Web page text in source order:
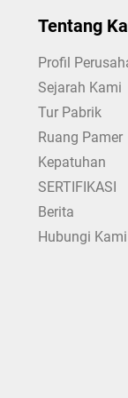
Tentang
Profil
Sejarah Kami
Tur Pabrik
Ruang Pamer
Kepatuhan
SERTIFIKASI
Berita
Hubungi Kami